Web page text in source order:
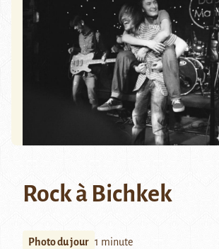
Rock à Bichkek
Photo du jour 1 minute